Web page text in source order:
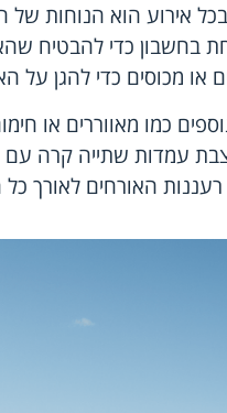
אירוע הוא הנוחות
בחשבון כדי להבטיח
או מכוסים כדי להגן
כמו מאווררים או
עמדות שתייה קרה עם
האורחים לאורך כל